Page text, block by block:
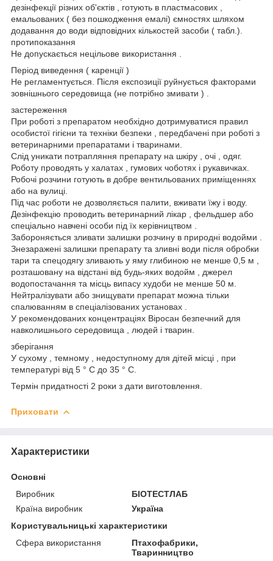
дезінфекції різних об'єктів , готують в пластмасових ,
емальованих ( без пошкодження емалі) ємностях шляхом
додавання до води відповідних кількостей засоби ( табл.).
протипоказання
Не допускається нецільове використання .
Період виведення ( каренції )
Не регламентується. Після експозиції руйнується факторами
зовнішнього середовища (не потрібно змивати ) .
застереження
При роботі з препаратом необхідно дотримуватися правил
особистої гігієни та техніки безпеки , передбачені при роботі з
ветеринарними препаратами і тваринами.
Слід уникати потрапляння препарату на шкіру , очі , одяг.
Роботу проводять у халатах , гумових чоботях і рукавичках.
Робочі розчини готують в добре вентильованих приміщеннях
або на вулиці.
Під час роботи не дозволяється палити, вживати їжу і воду.
Дезінфекцію проводить ветеринарний лікар , фельдшер або
спеціально навчені особи під їх керівництвом .
Забороняється зливати залишки розчину в природні водойми .
Знезаражені залишки препарату та зливні води після обробки
тари та спецодягу зливають у яму глибиною не менше 0,5 м ,
розташовану на відстані від будь-яких водойм , джерел
водопостачання та місць випасу худоби не менше 50 м.
Нейтралізувати або знищувати препарат можна тільки
спалюванням в спеціалізованих установах .
У рекомендованих концентраціях Віросан безпечний для
навколишнього середовища , людей і тварин.
зберігання
У сухому , темному , недоступному для дітей місці , при
температурі від 5 ° С до 35 ° С.
Термін придатності 2 роки з дати виготовлення.
Приховати
Характеристики
Основні
Виробник
БІОТЕСТЛАБ
Країна виробник
Україна
Користувальницькі характеристики
Сфера використання
Птахофабрики,
Тваринництво